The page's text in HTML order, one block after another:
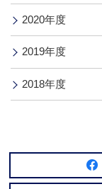
2020年度
2019年度
2018年度